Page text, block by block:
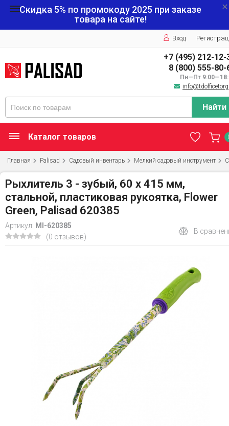
Скидка 5% по промокоду 2025 при заказе
товара на сайте!
Вход
+7 (495) 212-12-
8 (800) 555-80-
Пн—Пт
Найти
Каталог товаров
Главная Palisad Садовый инвентарь Мелкий садовый инструмент
Рыхлитель 3 - зубый, 60 х 415 мм,
стальной, пластиковая рукоятка, Flower
Green, Palisad 620385
Артикул: MI-620385
(0 отзывов)
В